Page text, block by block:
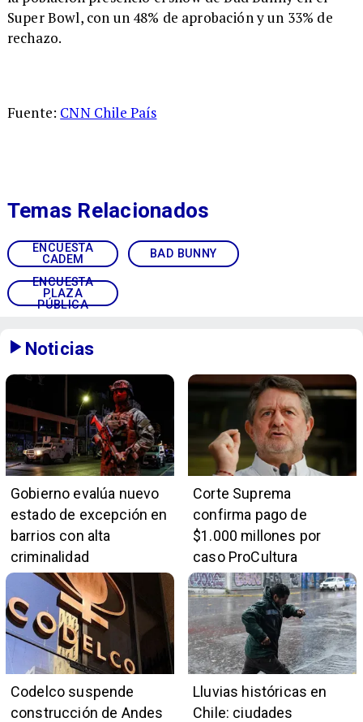
Super Bowl, con un 48% de aprobación y un 33% de
rechazo.
Fuente: CNN Chile País
ENCUESTA
CADEM
BAD BUNNY
ENCUESTA
PLAZA
PÚBLICA
Temas Relacionados
Noticias
Gobierno evalúa nuevo
estado de excepción en
barrios con alta
criminalidad
Corte Suprema
confirma pago de
$1.000 millones por
caso ProCultura
Codelco suspende
construcción de Andes
Lluvias históricas en
Chile: ciudades